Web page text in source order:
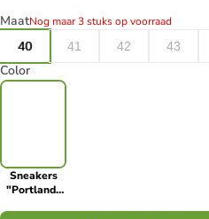
MaatNog maar 3 stuks op voorraad
40
41 42 43
Color
Sneakers
"Portland"